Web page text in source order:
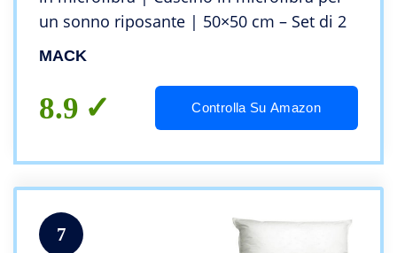
un sonno riposante | 50×50 cm – Set di 2
MACK
8.9 Controlla Su Amazon
7